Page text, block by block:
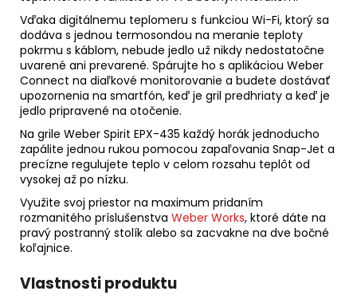
Vďaka digitálnemu teplomeru s funkciou Wi-Fi, ktorý sa
dodáva s jednou termosondou na meranie teploty
pokrmu s káblom, nebude jedlo už nikdy nedostatočne
uvarené ani prevarené. Spárujte ho s aplikáciou Weber
Connect na diaľkové monitorovanie a budete dostávať
upozornenia na smartfón, keď je gril predhriaty a keď je
jedlo pripravené na otočenie.
Na grile Weber Spirit EPX-435 každý horák jednoducho
zapálite jednou rukou pomocou zapaľovania Snap-Jet a
precízne regulujete teplo v celom rozsahu teplôt od
vysokej až po nízku.
Využite svoj priestor na maximum pridaním
rozmanitého príslušenstva Weber Works, ktoré dáte na
pravý postranný stolík alebo sa zacvakne na dve bočné
koľajnice.
Vlastnosti produktu